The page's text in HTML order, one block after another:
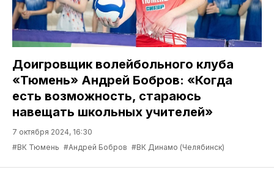
Доигровщик волейбольного клуба
«Тюмень» Андрей Бобров: «Когда
есть возможность, стараюсь
навещать школьных учителей»
7 октября 2024, 16:30
#ВК Тюмень #Андрей Бобров #ВК Динамо (Челябинск)